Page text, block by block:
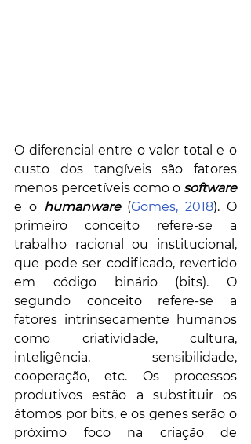
O diferencial entre o valor total e o
custo dos tangíveis são fatores
menos percetíveis como o software
e o humanware (Gomes, 2018). O
primeiro conceito refere-se a
trabalho racional ou institucional,
que pode ser codificado, revertido
em código binário (bits). O
segundo conceito refere-se a
fatores intrinsecamente humanos
como criatividade, cultura,
inteligência, sensibilidade,
cooperação, etc. Os processos
produtivos estão a substituir os
átomos por bits, e os genes serão o
próximo foco na criação de